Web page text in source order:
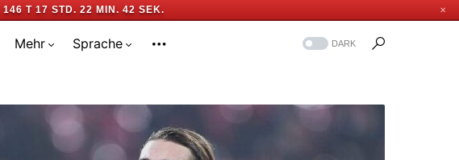
146 T 17 STD. 22 MIN. 41 SEK. ✕
Mehr Sprache DARK